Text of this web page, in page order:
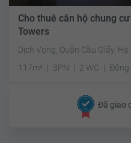
Cho thuê căn hộ chung
Towers
Dịch Vọng, Quận Cầu Giấy, Hà
117m²
3PN 2 WC Đông
Đã giao